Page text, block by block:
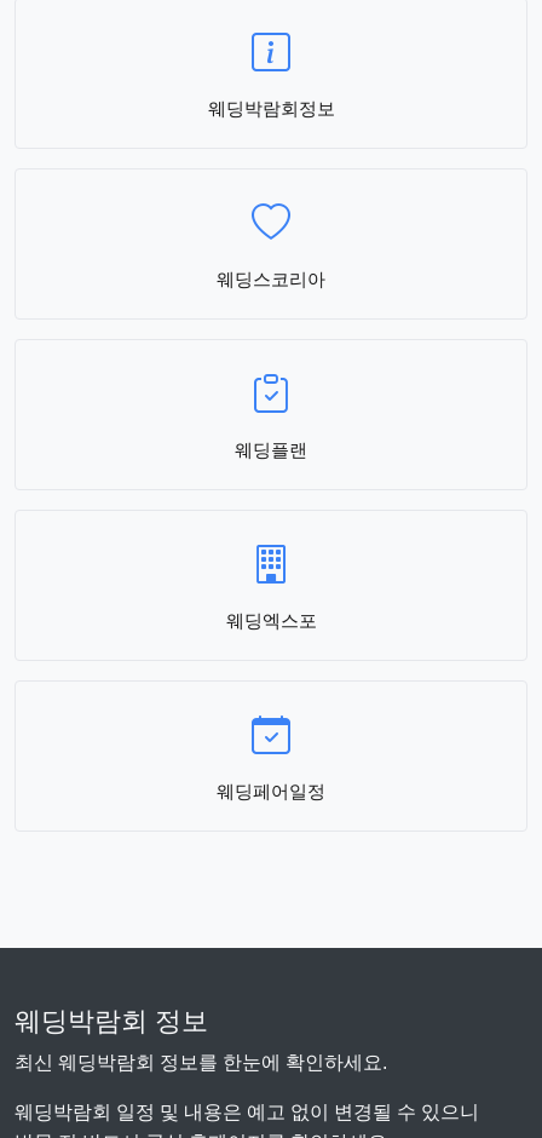
웨딩박람회정보
웨딩스코리아
웨딩플랜
웨딩엑스포
웨딩페어일정
웨딩박람회 정보
최신 웨딩박람회 정보를 한눈에 확인하세요.
웨딩박람회 일정 및 내용은 예고 없이 변경될 수 있으니